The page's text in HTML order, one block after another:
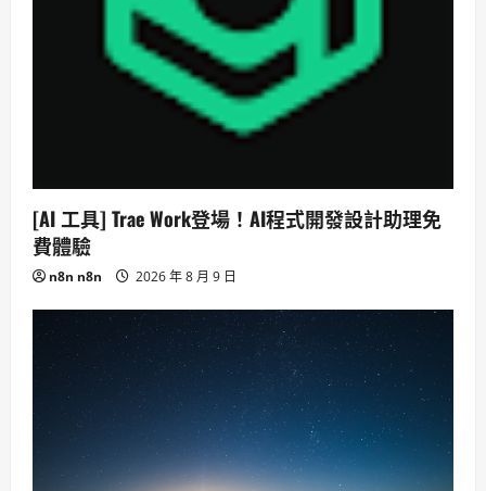
[AI 工具] Trae Work登場！AI程式開發設計助理免
費體驗
n8n n8n 2026 年 8 月 9 日